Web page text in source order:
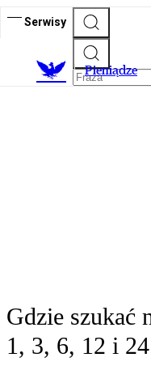
Serwisy
Pieniądze
Gdzie szukać
1, 3, 6, 12 i